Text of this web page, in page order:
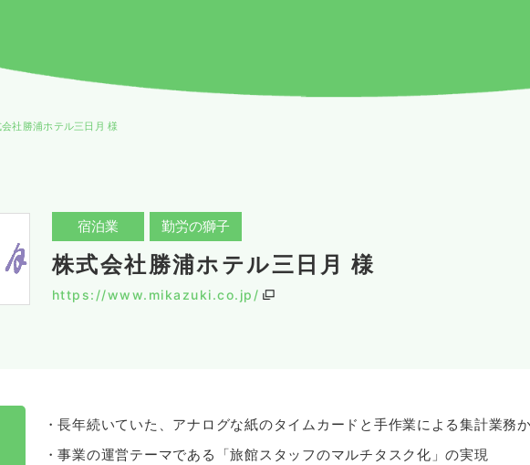
社勝浦ホテル三日月 様
宿泊業 勤労の獅子
株式会社勝浦ホテル三日月 様
https://www.mikazuki.co.jp/
長年続いていた、アナログな紙のタイムカードと手作業による集計業務
事業の運営テーマである「旅館スタッフのマルチタスク化」の実現